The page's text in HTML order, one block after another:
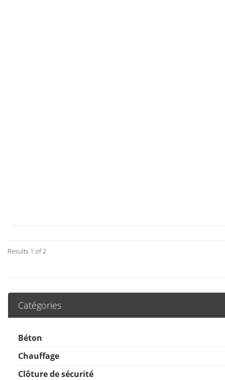
Results 1 of 2
Catégories
Béton
Chauffage
Clôture de sécurité